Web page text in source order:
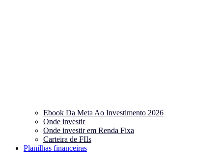
Ebook Da Meta Ao Investimento 2026
Onde investir
Onde investir em Renda Fixa
Carteira de FIIs
Planilhas financeiras